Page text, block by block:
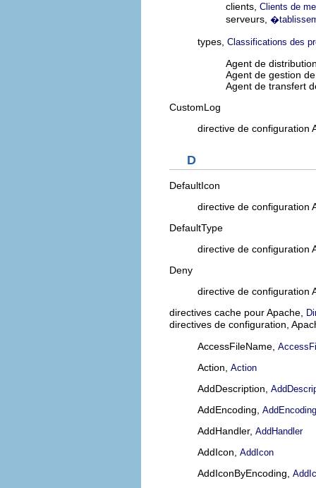
clients, Clients de
serveurs,
types, Classifications des
Agent de
Agent de gestion
Agent de transfert
CustomLog
directive de configuration
D
DefaultIcon
directive de configuration
DefaultType
directive de configuration
Deny
directive de configuration
directives cache pour Apache,
directives de configuration,
AccessFileName,
Action, Action
AddDescription,
AddEncoding, AddEncoding
AddHandler, AddHandler
AddIcon, AddIcon
AddIconByEncoding,